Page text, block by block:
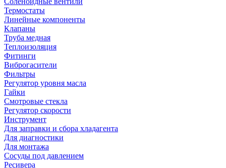
Термостаты
Линейные компоненты
Клапаны
Труба медная
Теплоизоляция
Фитинги
Виброгасители
Фильтры
Регулятор уровня масла
Гайки
Смотровые стекла
Регулятор скорости
Инструмент
Для заправки и сбора хладагента
Для диагностики
Для монтажа
Сосуды под давлением
Ресивера